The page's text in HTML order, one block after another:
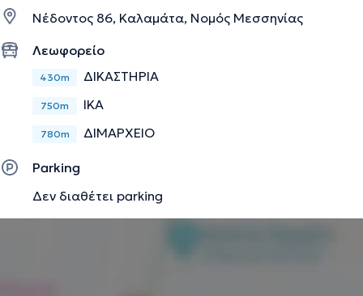
Νέδοντος 86, Καλαμάτα, Νομός Μεσσηνίας
Λεωφορείο
430m ΔΙΚΑΣΤΗΡΙΑ
750m ΙΚΑ
780m ΔΙΜΑΡΧΕΙΟ
Parking
Δεν διαθέτει parking